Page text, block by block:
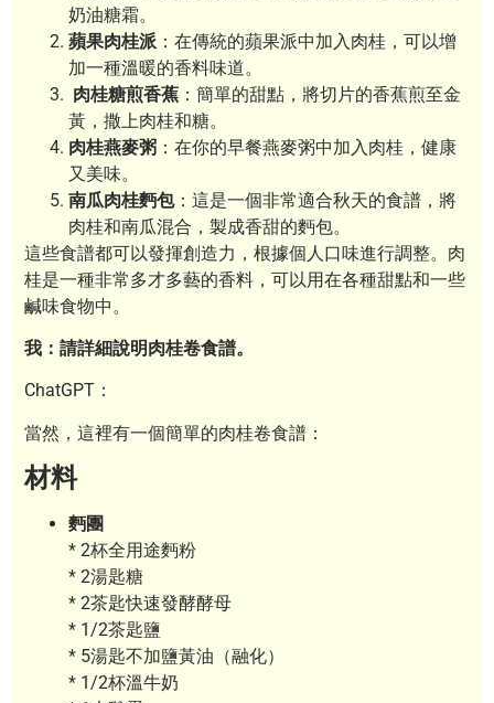
奶油糖霜。
蘋果肉桂派 ：在傳統的蘋果派中加入肉桂，可以增
加一種溫暖的香料味道。
肉桂糖煎香蕉 ：簡單的甜點，將切片的香蕉煎至金
黃，撒上肉桂和糖。
肉桂燕麥粥 ：在你的早餐燕麥粥中加入肉桂，健康
又美味。
南瓜肉桂麪包：這是一個非常適合秋天的食譜，將
肉桂和南瓜混合，製成香甜的麪包。
這些食譜都可以發揮創造力，根據個人口味進行調整。肉
桂是一種非常多才多藝的香料，可以用在各種甜點和一些
鹹味食物中。
我：請詳細說明肉桂卷食譜。
ChatGPT：
當然，這裡有一個簡單的肉桂卷食譜：
材料
麪團
* 2杯全用途麪粉
* 2湯匙糖
* 2茶匙快速發酵酵母
* 1/2茶匙鹽
* 5湯匙不加鹽黃油（融化）
* 1/2杯溫牛奶